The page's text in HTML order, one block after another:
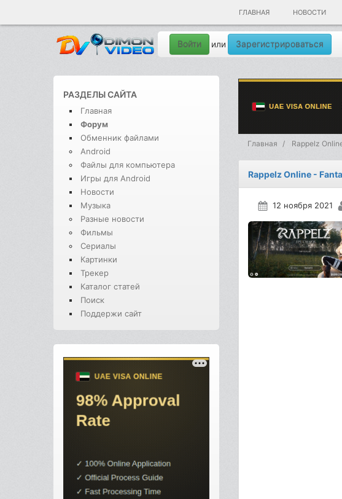
ГЛАВНАЯ НОВОСТИ
Войти или Зарегистрироваться
РАЗДЕЛЫ САЙТА
Главная
Форум
Обменник файлами
Android
Файлы для компьютера
Игры для Android
Новости
Музыка
Разные новости
Фильмы
Сериалы
Картинки
Трекер
Каталог статей
Поиск
Поддержи сайт
Главная Rappelz
Rappelz Online -
12 ноября 2021